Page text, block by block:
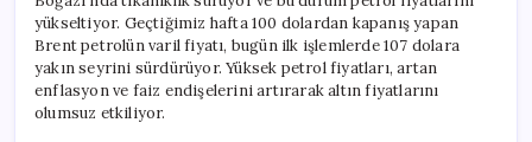
yükseltiyor. Geçtiğimiz hafta 100 dolardan kapanış yapan
Brent petrolün varil fiyatı, bugün ilk işlemlerde 107 dolara
yakın seyrini sürdürüyor. Yüksek petrol fiyatları, artan
enflasyon ve faiz endişelerini artırarak altın fiyatlarını
olumsuz etkiliyor.